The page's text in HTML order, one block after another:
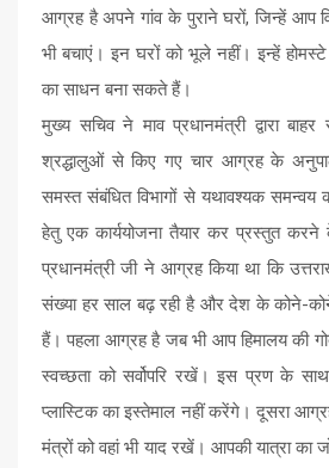
आग्रह है अपने गांव के पुराने घरों, जिन्हें आप
भी बचाएं। इन घरों को भूले नहीं। इन्हें
का साधन बना सकते हैं।
मुख्य सचिव ने माव प्रधानमंत्री द्वारा
श्रद्धालुओं से किए गए चार आग्रह के
समस्त संबंधित विभागों से यथावश्यक
हेतु एक कार्ययोजना तैयार कर प्रस्तुत करने
प्रधानमंत्री जी ने आग्रह किया था कि
संख्या हर साल बढ़ रही है और देश के कोने-
हैं। पहला आग्रह है जब भी आप हिमालय की
स्वच्छता को सर्वोपरि रखें। इस प्रण के
प्लास्टिक का इस्तेमाल नहीं करेंगे। दूसरा
मंत्रों को वहां भी याद रखें। आपकी यात्रा का